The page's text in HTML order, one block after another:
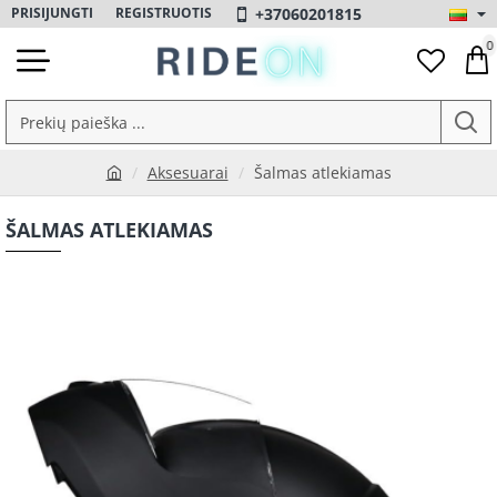
PRISIJUNGTI REGISTRUOTIS +37060201815
0
Prekių
m
Aksesuarai Šalmas atlekiamas
ŠALMAS ATLEKIAMAS